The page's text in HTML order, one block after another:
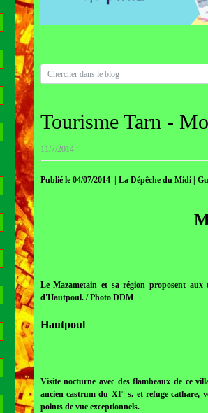
Tourisme Tarn -
11/7/2014
Publié le 04/07/2014 | La Dépêche du Midi |
Le Mazametain et sa région proposent
d'Hautpoul. / Photo DDM
Hautpoul
Visite nocturne avec des flambeaux de ce
ancien castrum du XI° s. et refuge cathare,
points de vue exceptionnels.